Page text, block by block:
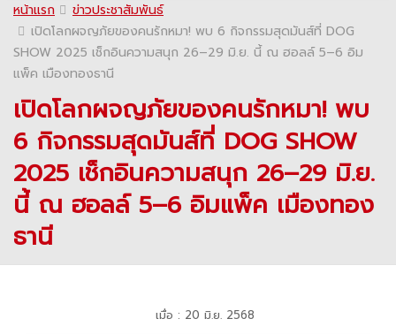
หน้าแรก
ข่าวประชาสัมพันธ์
เปิดโลกผจญภัยของคนรักหมา! พบ 6 กิจกรรมสุดมันส์ที่ DOG
SHOW 2025 เช็กอินความสนุก 26–29 มิ.ย. นี้ ณ ฮอลล์ 5–6 อิม
แพ็ค เมืองทองธานี
เปิดโลกผจญภัยของคนรักหมา! พบ
6 กิจกรรมสุดมันส์ที่ DOG SHOW
2025 เช็กอินความสนุก 26–29 มิ.ย.
นี้ ณ ฮอลล์ 5–6 อิมแพ็ค เมืองทอง
ธานี
เมื่อ : 20 มิ.ย. 2568